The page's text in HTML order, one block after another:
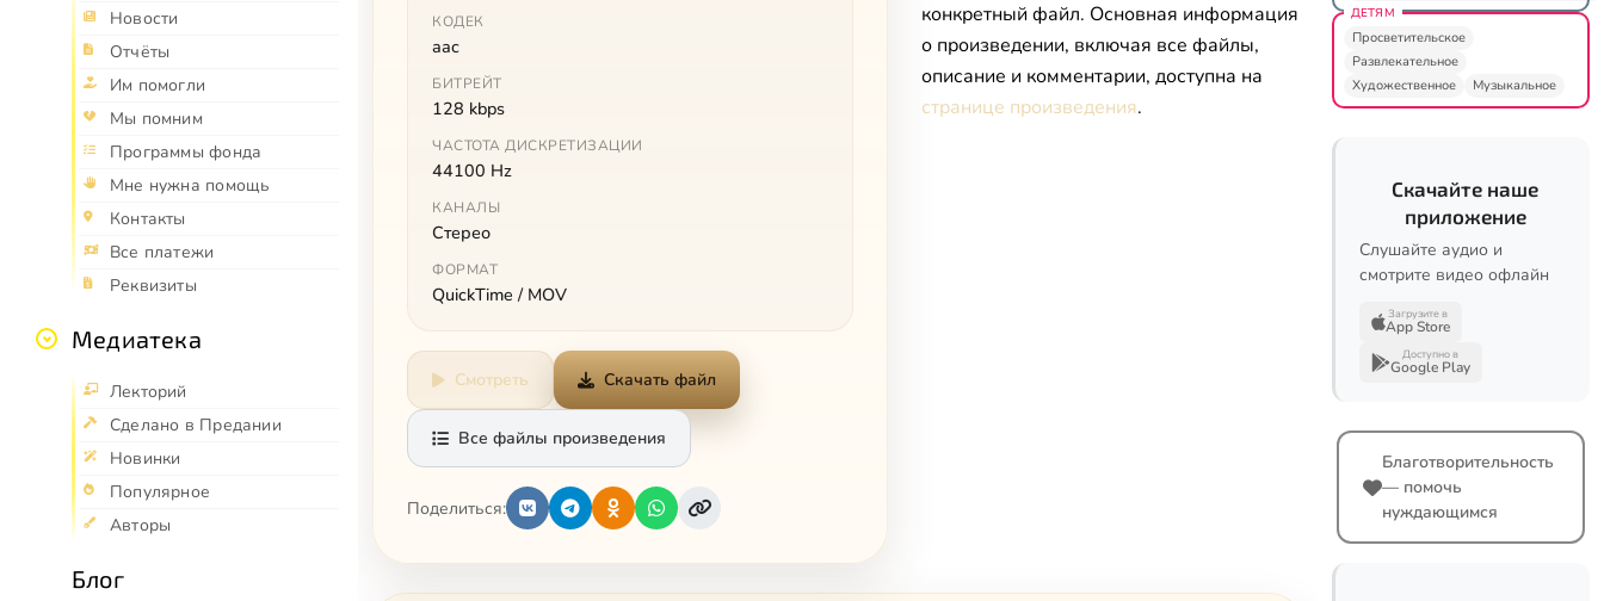
Новости
Отчёты
Им помогли
Мы помним
Программы фонда
Мне нужна помощь
Контакты
Все платежи
Реквизиты
Медиатека
Лекторий
Сделано в Предании
Новинки
Популярное
Авторы
Блог
КОДЕК
aac
БИТРЕЙТ
128 kbps
ЧАСТОТА ДИСКРЕТИЗАЦИИ
44100 Hz
КАНАЛЫ
Стерео
ФОРМАТ
QuickTime / MOV
Смотреть Скачать файл
Все файлы произведения
Поделиться:
конкретный файл. Основная информация
о произведении, включая все файлы,
описание и комментарии, доступна на
странице произведения.
ДЕТЯМ
Просветительское
Развлекательное
Художественное
Музыкальное
Скачайте наше
приложение
Слушайте аудио и
смотрите видео офлайн
Загрузите в
App Store
Доступно в
Google Play
Благотворительность
— помочь
нуждающимся